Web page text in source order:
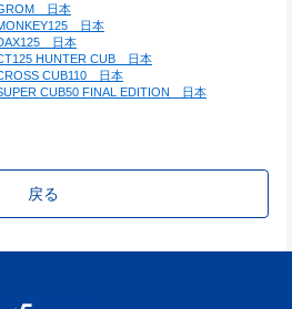
　日本
　日本
　日本
HUNTER CUB　日本
CUB110　日本
CUB50 FINAL EDITION　日本
戻る